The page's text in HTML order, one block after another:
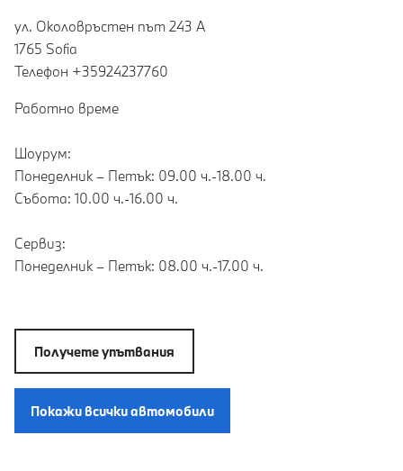
ул. Околовръстен път 243 А
1765 Sofia
Teлефон +35924237760
Работно време
Шоурум:
Понеделник – Петък: 09.00 ч.-18.00 ч.
Събота: 10.00 ч.-16.00 ч.
Сервиз:
Понеделник – Петък: 08.00 ч.-17.00 ч.
Получете упътвания
Покажи всички автомобили